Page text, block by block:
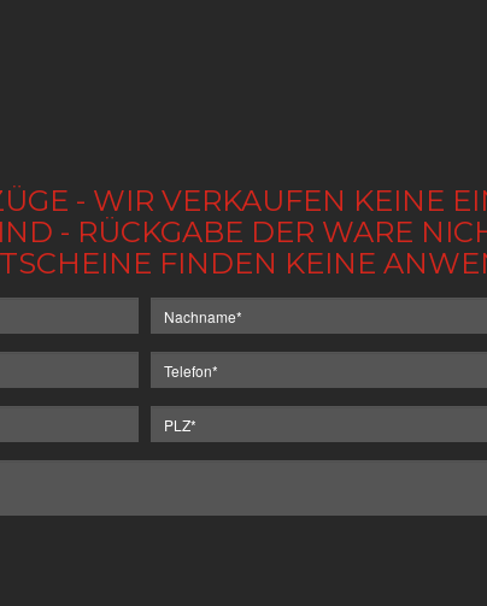
- WIR VERKAUFEN KEINE
- RÜCKGABE DER WARE
FINDEN KEINE